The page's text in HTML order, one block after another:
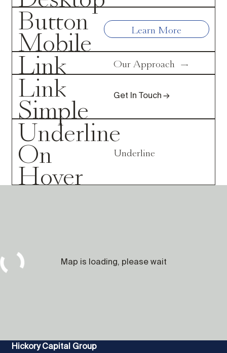
Button
Mobile Learn More
Link Our Approach
Link
Simple Get In Touch
Underline
On
Hover
Underline
Hickory Capital Group